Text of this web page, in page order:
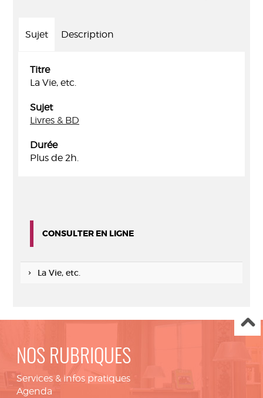
Sujet Description
Titre
La Vie, etc.
Sujet
Livres & BD
Durée
Plus de 2h.
CONSULTER EN LIGNE
La Vie, etc.
NOS RUBRIQUES
Services & infos pratiques
Agenda